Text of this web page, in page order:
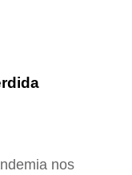
nos